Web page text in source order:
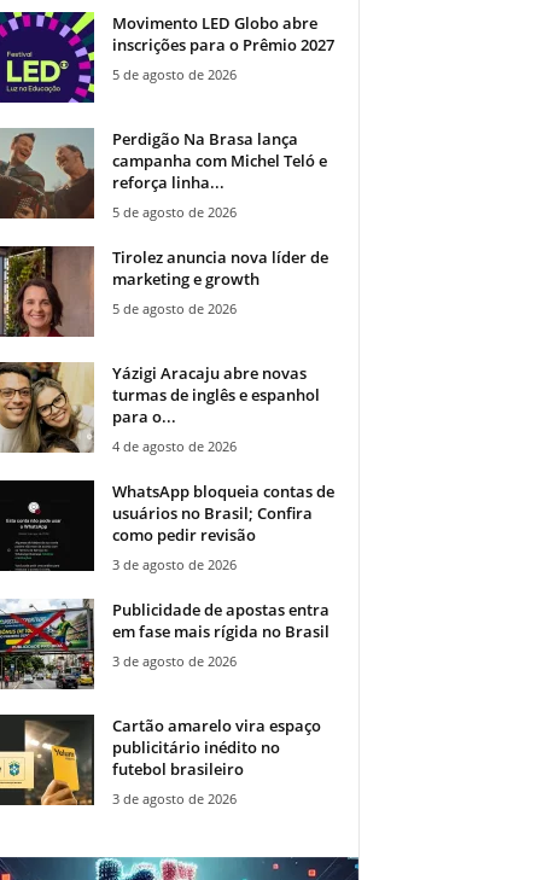
Movimento LED Globo abre
inscrições para o Prêmio 2027
5 de agosto de 2026
Perdigão Na Brasa lança
campanha com Michel Teló e
reforça linha...
5 de agosto de 2026
Tirolez anuncia nova líder de
marketing e growth
5 de agosto de 2026
Yázigi Aracaju abre novas
turmas de inglês e espanhol
para o...
4 de agosto de 2026
WhatsApp bloqueia contas de
usuários no Brasil; Confira
como pedir revisão
3 de agosto de 2026
Publicidade de apostas entra
em fase mais rígida no Brasil
3 de agosto de 2026
Cartão amarelo vira espaço
publicitário inédito no
futebol brasileiro
3 de agosto de 2026